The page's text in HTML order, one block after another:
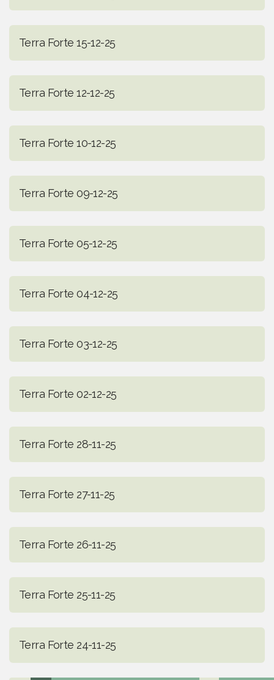
Terra Forte 15-12-25
Terra Forte 12-12-25
Terra Forte 10-12-25
Terra Forte 09-12-25
Terra Forte 05-12-25
Terra Forte 04-12-25
Terra Forte 03-12-25
Terra Forte 02-12-25
Terra Forte 28-11-25
Terra Forte 27-11-25
Terra Forte 26-11-25
Terra Forte 25-11-25
Terra Forte 24-11-25